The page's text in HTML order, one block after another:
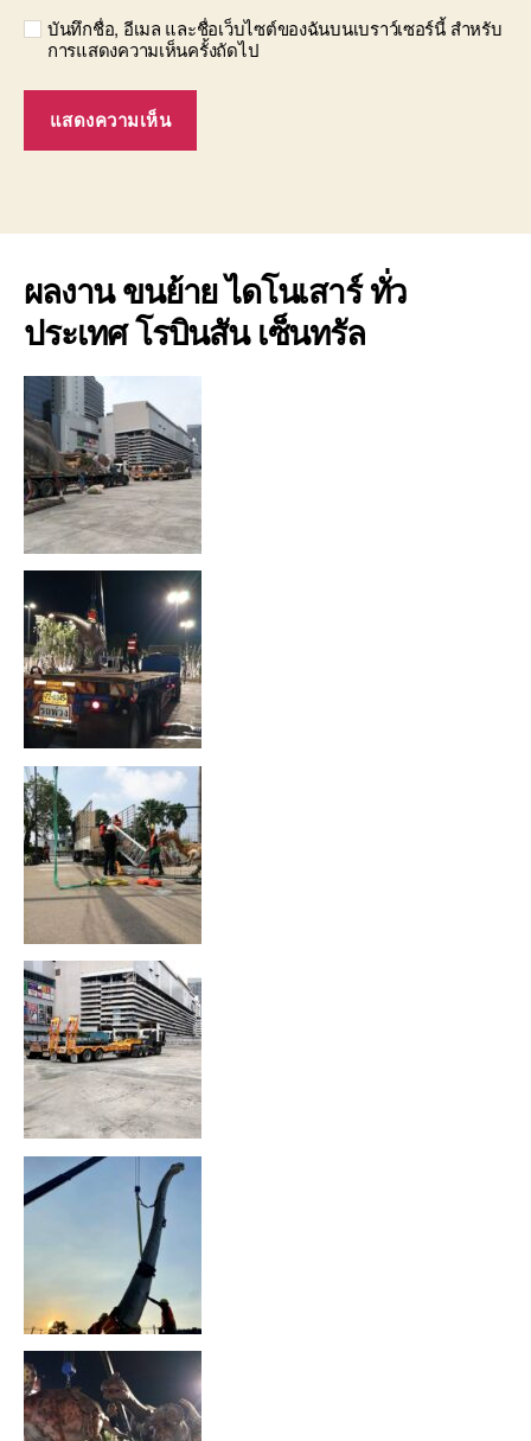
บันทึกชื่อ, อีเมล และชื่อเว็บไซต์ของฉันบนเบราว์เซอร์นี้ สำหรับ
การแสดงความเห็นครั้งถัดไป
ผลงาน ขนย้าย ไดโนเสาร์ ทั่ว
ประเทศ โรบินสัน เซ็นทรัล